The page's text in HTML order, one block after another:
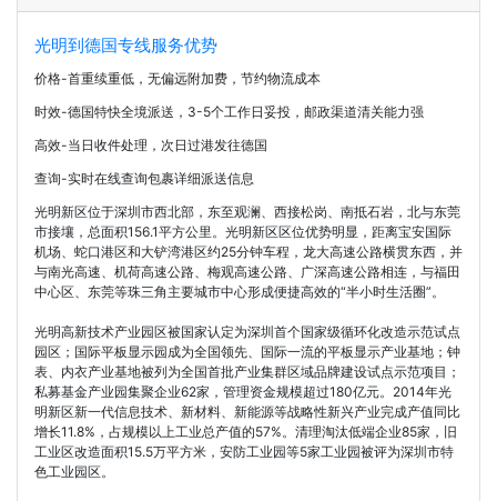
光明到德国专线服务优势
价格-首重续重低，无偏远附加费，节约物流成本
时效-德国特快全境派送，3-5个工作日妥投，邮政渠道清关能力强
高效-当日收件处理，次日过港发往德国
查询-实时在线查询包裹详细派送信息
光明新区位于深圳市西北部，东至观澜、西接松岗、南抵石岩，北与东莞
市接壤，总面积156.1平方公里。光明新区区位优势明显，距离宝安国际
机场、蛇口港区和大铲湾港区约25分钟车程，龙大高速公路横贯东西，并
与南光高速、机荷高速公路、梅观高速公路、广深高速公路相连，与福田
中心区、东莞等珠三角主要城市中心形成便捷高效的“半小时生活圈”。
光明高新技术产业园区被国家认定为深圳首个国家级循环化改造示范试点
园区；国际平板显示园成为全国领先、国际一流的平板显示产业基地；钟
表、内衣产业基地被列为全国首批产业集群区域品牌建设试点示范项目；
私募基金产业园集聚企业62家，管理资金规模超过180亿元。2014年光
明新区新一代信息技术、新材料、新能源等战略性新兴产业完成产值同比
增长11.8%，占规模以上工业总产值的57%。清理淘汰低端企业85家，旧
工业区改造面积15.5万平方米，安防工业园等5家工业园被评为深圳市特
色工业园区。